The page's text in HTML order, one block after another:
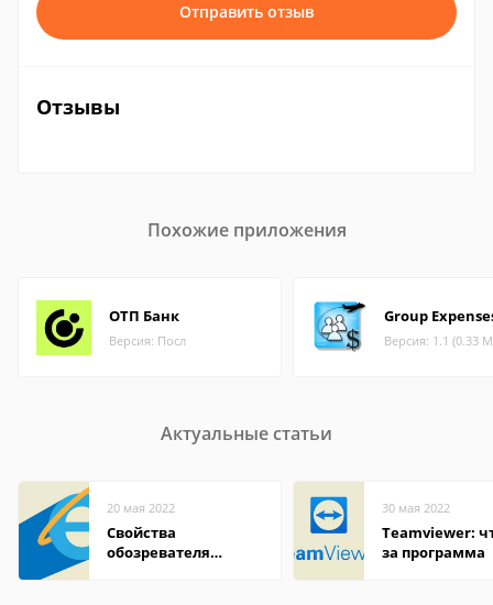
Отправить отзыв
Отзывы
Похожие приложения
ОТП Банк
Версия: Посл
Group
Версия: 1.1 (0.33
Актуальные статьи
20 мая 2022
Свойства
обозревателя
30 мая 2022
Teamviewer:
за программа